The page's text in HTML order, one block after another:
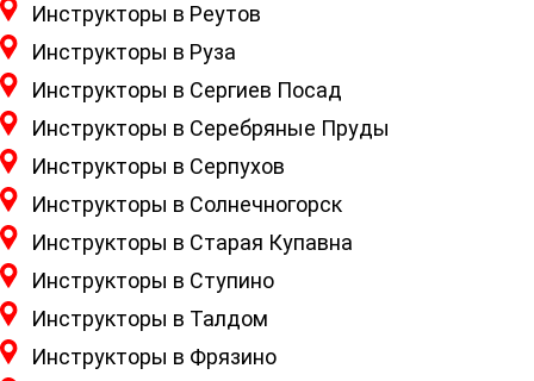
Инструкторы в Реутов
Инструкторы в Руза
Инструкторы в Сергиев Посад
Инструкторы в Серебряные Пруды
Инструкторы в Серпухов
Инструкторы в Солнечногорск
Инструкторы в Старая Купавна
Инструкторы в Ступино
Инструкторы в Талдом
Инструкторы в Фрязино